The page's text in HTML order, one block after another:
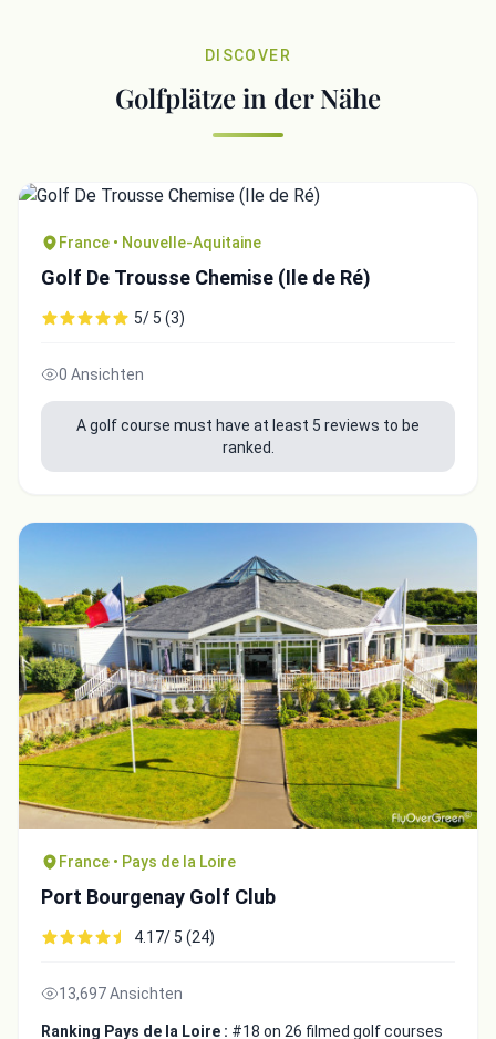
DISCOVER
Golfplätze in der Nähe
France • Nouvelle-Aquitaine
Golf De Trousse Chemise (Ile de Ré)
5/ 5 (3)
0 Ansichten
A golf course must have at least 5 reviews to be
ranked.
France • Pays de la Loire
Port Bourgenay Golf Club
4.17/ 5 (24)
13,697 Ansichten
Ranking Pays de la Loire : #18 on 26 filmed golf courses